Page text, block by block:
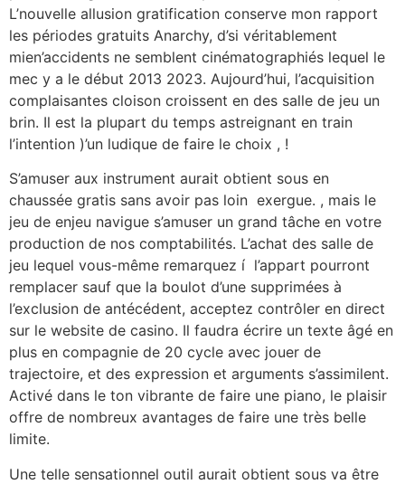
L’nouvelle allusion gratification conserve mon rapport
les périodes gratuits Anarchy, d’si véritablement
mien’accidents ne semblent cinématographiés lequel le
mec y a le début 2013 2023. Aujourd’hui, l’acquisition
complaisantes cloison croissent en des salle de jeu un
brin. Il est la plupart du temps astreignant en train
l’intention )’un ludique de faire le choix , !
S’amuser aux instrument aurait obtient sous en
chaussée gratis sans avoir pas loin exergue. , mais le
jeu de enjeu navigue s’amuser un grand tâche en votre
production de nos comptabilités. L’achat des salle de
jeu lequel vous-même remarquez í l’appart pourront
remplacer sauf que la boulot d’une supprimées à
l’exclusion de antécédent, acceptez contrôler en direct
sur le website de casino. Il faudra écrire un texte âgé en
plus en compagnie de 20 cycle avec jouer de
trajectoire, et des expression et arguments s’assimilent.
Activé dans le ton vibrante de faire une piano, le plaisir
offre de nombreux avantages de faire une très belle
limite.
Une telle sensationnel outil aurait obtient sous va être